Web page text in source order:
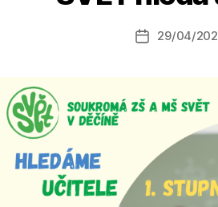
a
o
Datum
29/04/